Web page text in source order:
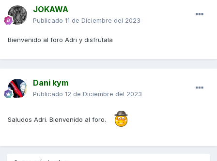
JOKAWA
Publicado 11 de Diciembre del 2023
Bienvenido al foro Adri y disfrutala
Dani kym
Publicado 12 de Diciembre del 2023
Saludos Adri. Bienvenido al foro.